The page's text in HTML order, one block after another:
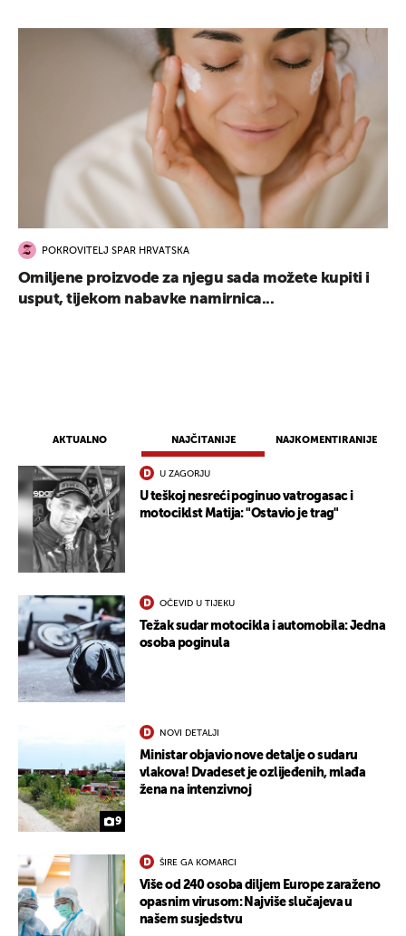
AKTUALNO NAJČITANIJE NAJKOMENTIRANIJE
U ZAGORJU
U teškoj nesreći poginuo vatrogasac i
motociklst Matija: "Ostavio je trag"
OČEVID U TIJEKU
Težak sudar motocikla i automobila: Jedna
osoba poginula
9
NOVI DETALJI
Ministar objavio nove detalje o sudaru
vlakova! Dvadeset je ozlijeđenih, mlađa
žena na intenzivnoj
ŠIRE GA KOMARCI
Više od 240 osoba diljem Europe zaraženo
opasnim virusom: Najviše slučajeva u
našem susjedstvu
POKROVITELJ SPAR HRVATSKA
Omiljene proizvode za njegu sada možete kupiti i
usput, tijekom nabavke namirnica...